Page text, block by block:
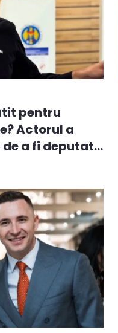
pentru
Actorul a
a fi deputat